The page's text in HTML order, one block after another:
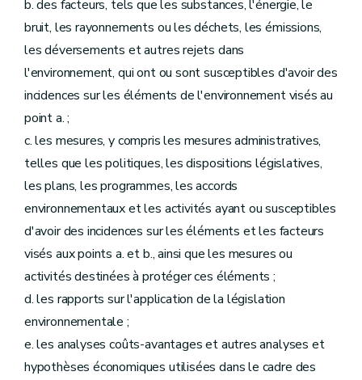
b. des facteurs, tels que les substances, l'énergie, le
bruit, les rayonnements ou les déchets, les émissions,
les déversements et autres rejets dans
l'environnement, qui ont ou sont susceptibles d'avoir des
incidences sur les éléments de l'environnement visés au
point a. ;
c. les mesures, y compris les mesures administratives,
telles que les politiques, les dispositions législatives,
les plans, les programmes, les accords
environnementaux et les activités ayant ou susceptibles
d'avoir des incidences sur les éléments et les facteurs
visés aux points a. et b., ainsi que les mesures ou
activités destinées à protéger ces éléments ;
d. les rapports sur l'application de la législation
environnementale ;
e. les analyses coûts-avantages et autres analyses et
hypothèses économiques utilisées dans le cadre des